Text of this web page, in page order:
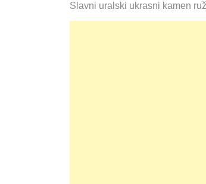
Slavni uralski ukrasni kamen